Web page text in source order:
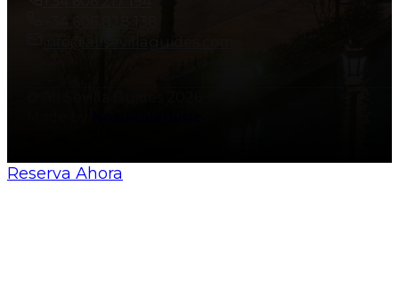
Reserva Ahora